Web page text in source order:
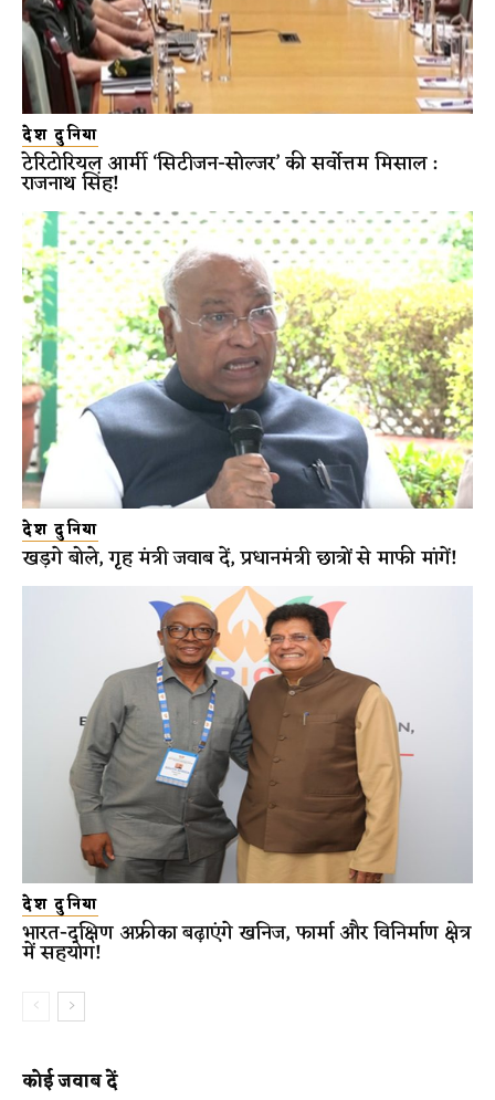
देश दुनिया
टेरिटोरियल आर्मी ‘सिटीजन-सोल्जर’ की सर्वोत्तम मिसाल :
राजनाथ सिंह!
देश दुनिया
खड़गे बोले, गृह मंत्री जवाब दें, प्रधानमंत्री छात्रों से माफी मांगें!
देश दुनिया
भारत-दक्षिण अफ्रीका बढ़ाएंगे खनिज, फार्मा और विनिर्माण क्षेत्र
में सहयोग!
कोई जवाब दें